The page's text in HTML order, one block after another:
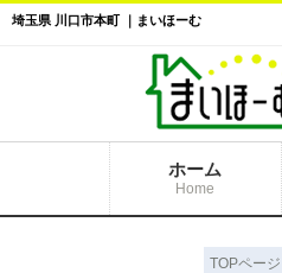
埼玉県 川口市本町 ｜まいほーむ
ホーム
Home
TOPページ